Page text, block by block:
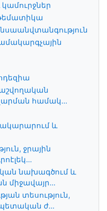
համակ...
և
ջրային
նախագծում և
տեսություն,
ժ...